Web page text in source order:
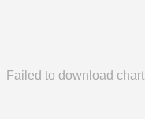
Failed to download chart